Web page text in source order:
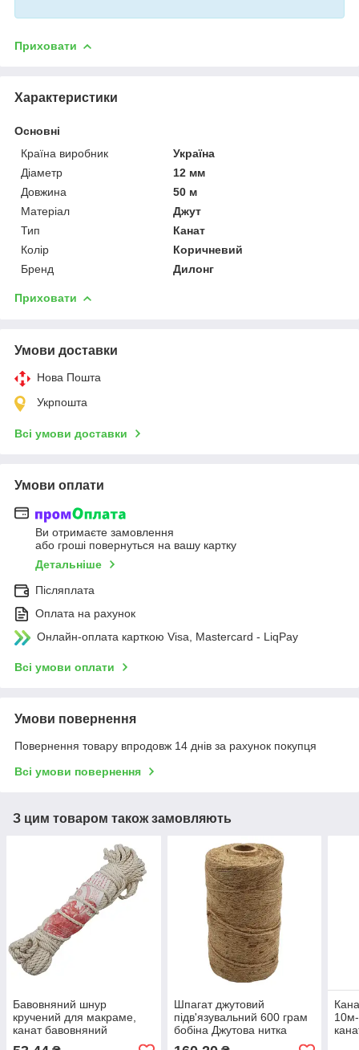
Приховати
Характеристики
Основні
Країна виробник
Україна
Діаметр
12 мм
Довжина
50 м
Матеріал
Джут
Тип
Канат
Колір
Коричневий
Бренд
Дилонг
Приховати
Умови доставки
Нова Пошта
Укрпошта
Всі умови доставки
Умови оплати
Ви отримаєте замовлення
або гроші повернуться на вашу картку
Детальніше
Післяплата
Оплата на рахунок
Онлайн-оплата карткою Visa, Mastercard - LiqPay
Всі умови оплати
Умови повернення
Повернення товару впродовж 14 днів за рахунок покупця
Всі умови повернення
З цим товаром також замовляють
Бавовняний шнур
кручений для макраме,
канат бавовняний
Шпагат джутовий
підв'язувальний 600 грам
бобіна Джутова нитка